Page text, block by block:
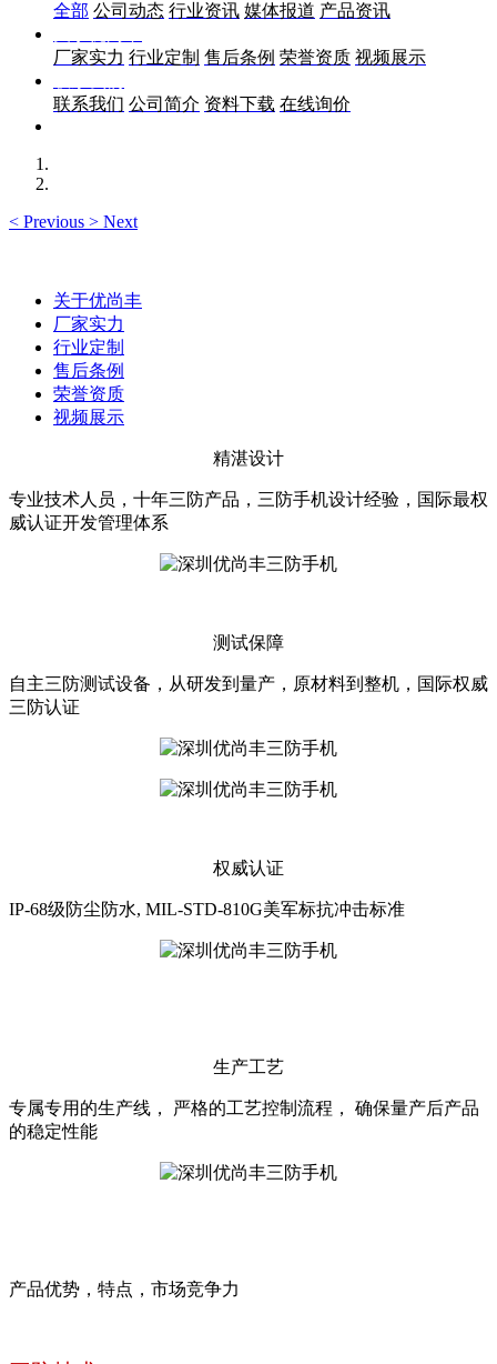
全部 公司动态 行业资讯 媒体报道 产品资讯
厂家实力 行业定制 售后条例 荣誉资质 视频展示
联系我们 公司简介 资料下载 在线询价
< Previous > Next
关于优尚丰
厂家实力
行业定制
售后条例
荣誉资质
视频展示
精湛设计
专业技术人员，十年三防产品，三防手机设计经验，国际最权
威认证开发管理体系
测试保障
自主三防测试设备，从研发到量产，原材料到整机，国际权威
三防认证
权威认证
IP-68级防尘防水, MIL-STD-810G美军标抗冲击标准
生产工艺
专属专用的生产线， 严格的工艺控制流程， 确保量产后产品
的稳定性能
产品优势，特点，市场竞争力